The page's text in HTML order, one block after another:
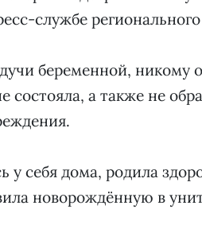
службе
беременной, никому
состояла, а также не
у себя дома, родила
новорождённую в